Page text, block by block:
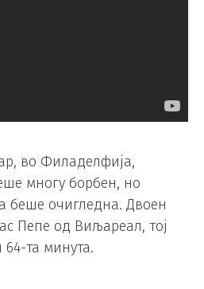
во Филаделфија,
многу борбен, но
беше очигледна. Двоен
Пепе од Виљареал, тој
та минута.